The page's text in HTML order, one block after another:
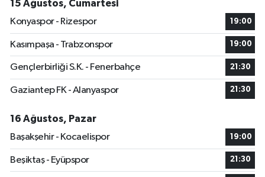
15 Ağustos, Cumartesi
Konyaspor - Rizespor
19:00
Kasımpaşa - Trabzonspor 19:00
Gençlerbirliği S.K. - Fenerbahçe 21:30
Gaziantep FK - Alanyaspor 21:30
16 Ağustos, Pazar
Başakşehir - Kocaelispor
19:00
Beşiktaş - Eyüpspor 21:30